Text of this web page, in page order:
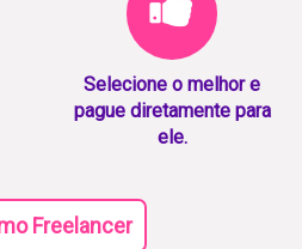
Selecione o melhor e
pague diretamente para
ele.
Freelancer